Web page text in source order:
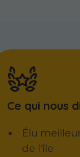
Ce qui nous
Élu
de l'île